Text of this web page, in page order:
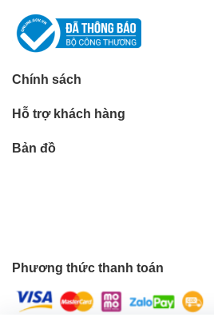
Chính sách
Hỗ trợ khách hàng
Bản đồ
Phương thức thanh toán